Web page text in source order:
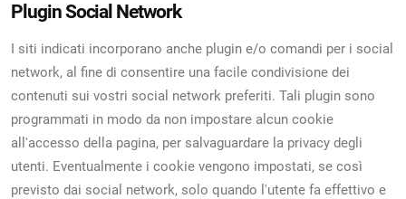
Plugin Social Network
I siti indicati incorporano anche plugin e/o comandi per i social
network, al fine di consentire una facile condivisione dei
contenuti sui vostri social network preferiti. Tali plugin sono
programmati in modo da non impostare alcun cookie
all'accesso della pagina, per salvaguardare la privacy degli
utenti. Eventualmente i cookie vengono impostati, se così
previsto dai social network, solo quando l'utente fa effettivo e